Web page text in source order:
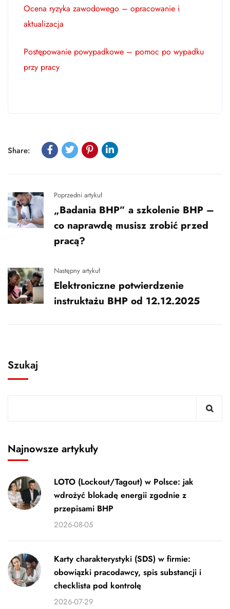
Ocena ryzyka zawodowego – opracowanie i
aktualizacja
Postępowanie powypadkowe – pomoc po wypadku
przy pracy
Share:
Poprzedni artykuł
„Badania BHP” a szkolenie BHP –
co naprawdę musisz zrobić przed
pracą?
Następny artykuł
Elektroniczne potwierdzenie
instruktażu BHP od 12.12.2025
Szukaj
Najnowsze artykuły
LOTO (Lockout/Tagout) w Polsce: jak
wdrożyć blokadę energii zgodnie z
przepisami BHP
2026-08-05
Karty charakterystyki (SDS) w firmie:
obowiązki pracodawcy, spis substancji i
checklista pod kontrolę
2026-07-29